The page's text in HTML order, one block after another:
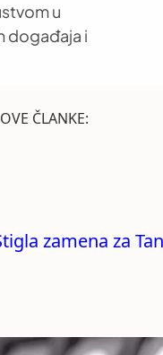
u
događaja i
ČLANKE:
zamena za